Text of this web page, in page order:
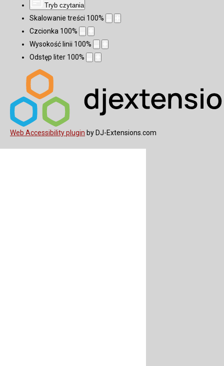
Tryb czytania
Skalowanie treści 100%
Czcionka 100%
Wysokość linii 100%
Odstęp liter 100%
Web Accessibility plugin by DJ-Extensions.com